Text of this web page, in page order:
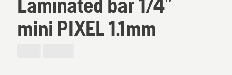
Laminated bar 1/4”
mini PIXEL 1.1mm